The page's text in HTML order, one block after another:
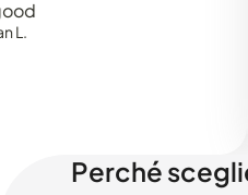
Perché